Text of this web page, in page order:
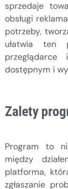
sprzedaje
obsługi
potrzeby,
ułatwia ten
dostępnym i
Zalety
Program to
między
platforma,
zgłaszanie